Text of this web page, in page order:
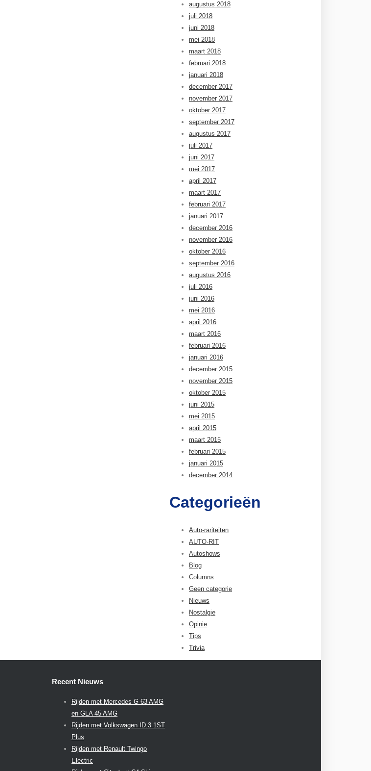
augustus 2018
juli 2018
juni 2018
mei 2018
maart 2018
februari 2018
januari 2018
december 2017
november 2017
oktober 2017
september 2017
augustus 2017
juli 2017
juni 2017
mei 2017
april 2017
maart 2017
februari 2017
januari 2017
december 2016
november 2016
oktober 2016
september 2016
augustus 2016
juli 2016
juni 2016
mei 2016
april 2016
maart 2016
februari 2016
januari 2016
december 2015
november 2015
oktober 2015
juni 2015
mei 2015
april 2015
maart 2015
februari 2015
januari 2015
december 2014
Categorieën
Auto-rariteiten
AUTO-RIT
Autoshows
Blog
Columns
Geen categorie
Nieuws
Nostalgie
Opinie
Tips
Trivia
Recent Nieuws
Rijden met Mercedes G 63 AMG
en GLA 45 AMG
Rijden met Volkswagen ID.3 1ST
Plus
Rijden met Renault Twingo
Electric